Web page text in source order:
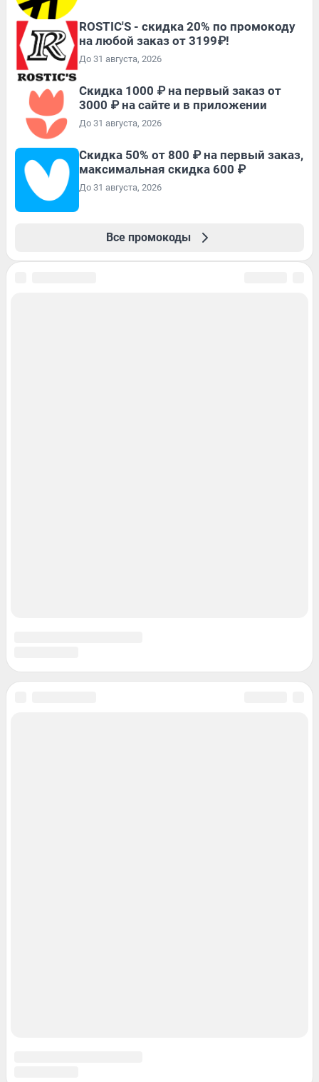
ROSTIC'S - скидка 20% по промокоду
на любой заказ от 3199₽!
До 31 августа, 2026
Скидка 1000 ₽ на первый заказ от
3000 ₽ на сайте и в приложении
До 31 августа, 2026
Скидка 50% от 800 ₽ на первый заказ,
максимальная скидка 600 ₽
До 31 августа, 2026
Все промокоды